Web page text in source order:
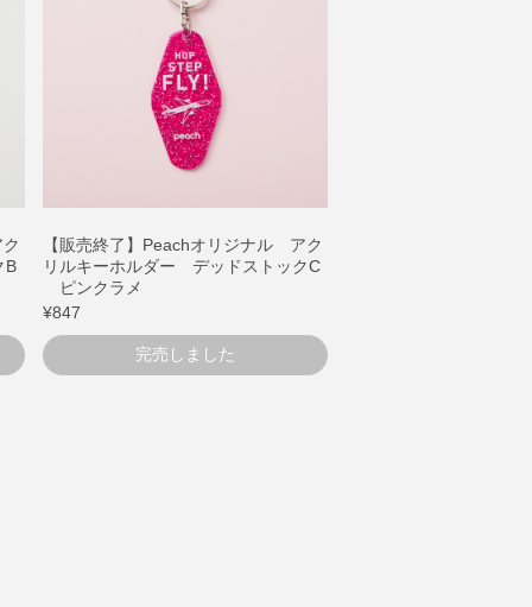
B
【販売終了】Peachオリジナル アク
リルキーホルダー デッドストックC
ピンクラメ
¥847
完売しました